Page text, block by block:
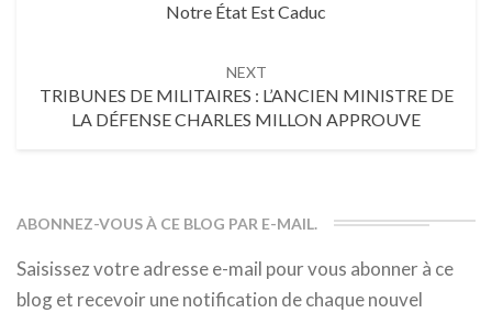
Notre État Est Caduc
NEXT
TRIBUNES DE MILITAIRES : L’ANCIEN MINISTRE DE
LA DÉFENSE CHARLES MILLON APPROUVE
ABONNEZ-VOUS À CE BLOG PAR E-MAIL.
Saisissez votre adresse e-mail pour vous abonner à ce
blog et recevoir une notification de chaque nouvel